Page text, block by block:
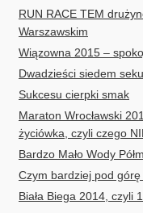
RUN RACE TEM
Warszawskim
Wiązowna 2015 –
Dwadzieści siedem
Sukcesu cierpki smak
Maraton Wrocławski
życiówka, czyli czego
Bardzo Mało Wody
Czym bardziej pod
Biała Biega 2014, czyli